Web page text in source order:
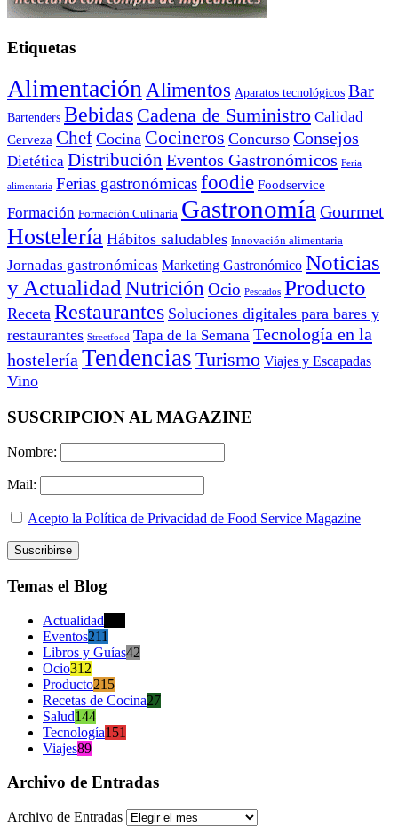
Etiquetas
Alimentación Alimentos Aparatos tecnológicos Bar
Bartenders Bebidas Cadena de Suministro Calidad
Cerveza Chef Cocina Cocineros Concurso Consejos
Dietética Distribución Eventos Gastronómicos Feria
alimentaria Ferias gastronómicasfoodie Foodservice
Formación Formación Culinaria Gastronomía Gourmet
Hostelería Hábitos saludables Innovación alimentaria
Jornadas gastronómicas Marketing Gastronómico Noticias
y Actualidad Nutrición Ocio Pescados Producto
Receta Restaurantes Soluciones digitales para bares y
restaurantes Streetfood Tapa de la Semana Tecnología en la
hostelería Tendencias Turismo Viajes y Escapadas
Vino
SUSCRIPCION AL MAGAZINE
Nombre:
Mail:
Acepto la Política de Privacidad de Food Service Magazine
Temas el Blog
Actualidad
Eventos211
Libros y Guías42
Ocio312
Producto215
Recetas de Cocina27
Salud144
Tecnología151
Viajes89
Archivo de Entradas
Archivo de Entradas